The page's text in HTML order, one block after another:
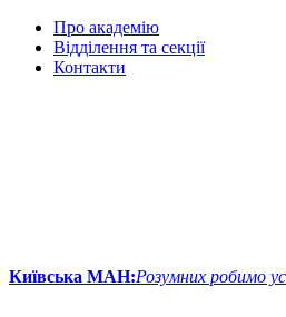
Про академію
Відділення та секції
Контакти
Київська МАН:Розумних робимо